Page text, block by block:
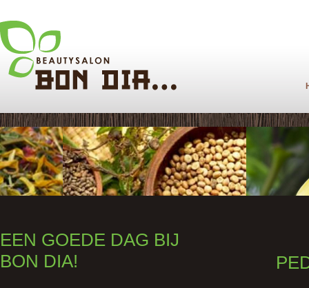
EEN GOEDE DAG BIJ
BON DIA!